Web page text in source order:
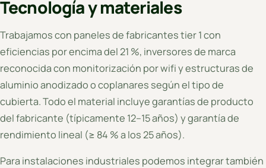
Tecnología y materiales
Trabajamos con paneles de fabricantes tier 1 con
eficiencias por encima del 21 %, inversores de marca
reconocida con monitorización por wifi y estructuras de
aluminio anodizado o coplanares según el tipo de
cubierta. Todo el material incluye garantías de producto
del fabricante (típicamente 12–15 años) y garantía de
rendimiento lineal (≥ 84 % a los 25 años).
Para instalaciones industriales podemos integrar también